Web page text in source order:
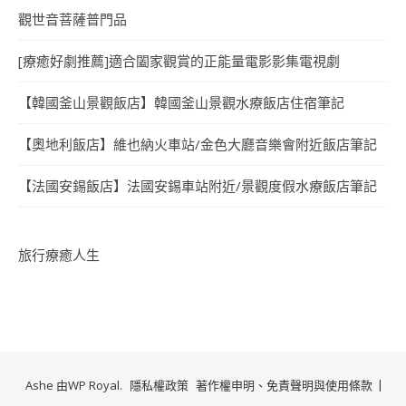
觀世音菩薩普門品
[療癒好劇推薦]適合闔家觀賞的正能量電影影集電視劇
【韓國釜山景觀飯店】韓國釜山景觀水療飯店住宿筆記
【奧地利飯店】維也納火車站/金色大廳音樂會附近飯店筆記
【法國安錫飯店】法國安錫車站附近/景觀度假水療飯店筆記
旅行療癒人生
隱私權政策 著作權申明、免責聲明與使用條款
Ashe 由WP Royal.